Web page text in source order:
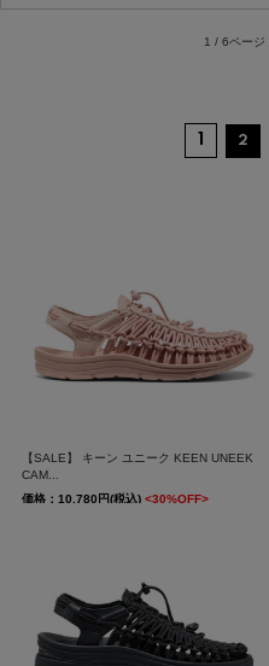
1 / 6ページ
1 2
【SALE】 キーン ユニーク KEEN UNEEK
CAM...
価格：10,780円(税込) <30%OFF>